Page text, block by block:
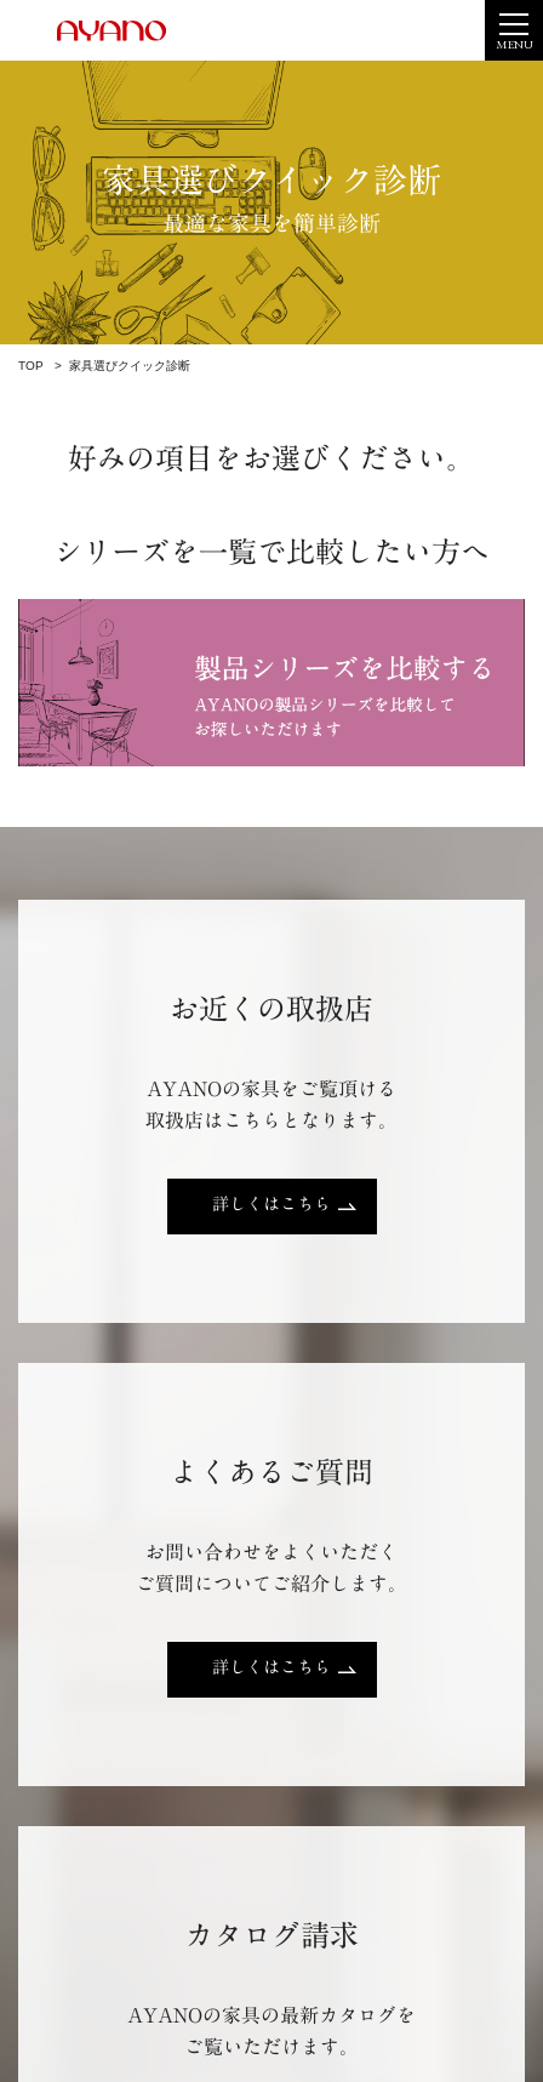
MENU
家具選びクイック診断
最適な家具を簡単診断
TOP 家具選びクイック診断
好みの項目をお選びください。
シリーズを一覧で比較したい方へ
お近くの取扱店
AYANOの家具をご覧頂ける
取扱店はこちらとなります。
詳しくはこちら
よくあるご質問
お問い合わせをよくいただく
ご質問についてご紹介します。
詳しくはこちら
カタログ請求
AYANOの家具の最新カタログを
ご覧いただけます。